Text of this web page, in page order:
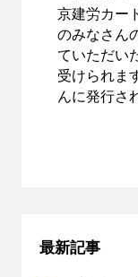
京建労カー
のみなさん
ていただい
受けられま
んに発行さ
最新記事